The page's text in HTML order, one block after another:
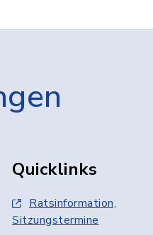
Quicklinks
Ratsinformation,
Sitzungstermine